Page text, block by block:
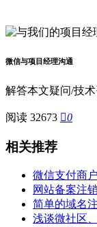
微信与项目经理沟通
解答本文疑问/技
阅读 32673 0
相关推荐
微信支付商
网站备案注
简单的域名
浅谈微社区